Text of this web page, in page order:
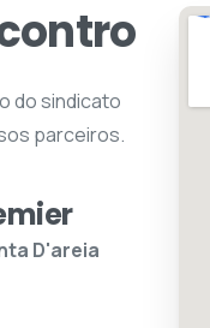
do sindicato
parceiros.
D'areia